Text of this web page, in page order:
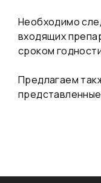
Необходимо
входящих
сроком
Предлагаем